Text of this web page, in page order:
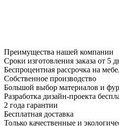
Преимущества нашей компании
Сроки изготовления заказа от 5
Беспроцентная рассрочка на
Собственное производство
Большой выбор материалов и
Разработка дизайн-проекта
2 года гарантии
Бесплатная доставка
Только качественные и